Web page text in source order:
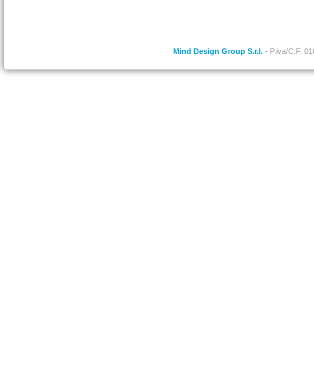
Mind Design Group S.r.l.- P.iva/C.F.